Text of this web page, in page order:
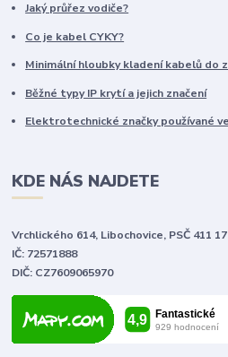
Jaký průřez vodiče?
Co je kabel CYKY?
Minimální hloubky kladení kabelů do
Běžné typy IP krytí a jejich značení
Elektrotechnické značky používané
KDE NÁS NAJDETE
Vrchlického 614, Libochovice, PSČ 411 17
IČ: 72571888
DIČ: CZ7609065970